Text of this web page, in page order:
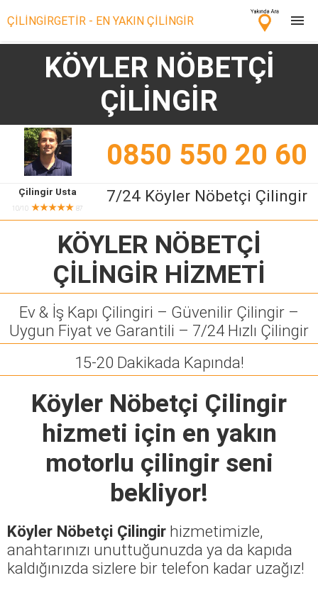
ÇİLİNGİRGETİR - EN YAKIN ÇİLİNGİR
Çilingir Ara
Çilingir misin? Bize Katıl!
KÖYLER NÖBETÇİ
ÇİLİNGİR
0850 550 20 60
Çilingir Usta
10/10 ★★★★★87
7/24 Köyler Nöbetçi Çilingir
KÖYLER NÖBETÇİ
ÇİLİNGİR HİZMETİ
Ev & İş Kapı Çilingiri – Güvenilir Çilingir –
Uygun Fiyat ve Garantili – 7/24 Hızlı Çilingir
15-20 Dakikada Kapında!
Köyler Nöbetçi Çilingir
hizmeti için en yakın
motorlu çilingir seni
bekliyor!
Köyler Nöbetçi Çilingir hizmetimizle,
anahtarınızı unuttuğunuzda ya da kapıda
kaldığınızda sizlere bir telefon kadar uzağız!